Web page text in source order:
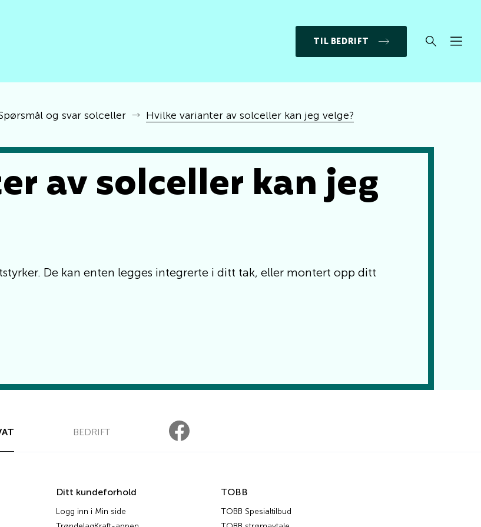
TIL BEDRIFT
og svar solceller Hvilke varianter av solceller kan jeg velge?
av solceller kan jeg
De kan enten legges integrerte i ditt tak, eller montert opp ditt
BEDRIFT
Ditt kundeforhold
Logg inn i Min side
TOBB
TOBB Spesialtilbud